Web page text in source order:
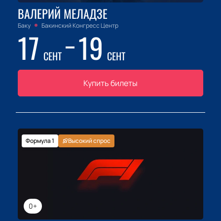
ВАЛЕРИЙ МЕЛАДЗЕ
Баку Бакинский Конгресс Центр
17 СЕНТ 19 СЕНТ
Купить билеты
0+
Формула 1 Высокий спрос